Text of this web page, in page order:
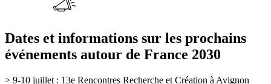
Dates et informations sur les prochains
événements autour de France 2030
> 9-10 juillet : 13e Rencontres Recherche et Création à Avignon